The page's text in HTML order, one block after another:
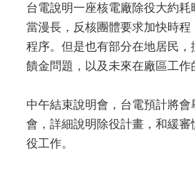
台電說明一座核電廠除役大約耗
當漫長，反核團體要求加快時程
程序。但是也有部分在地居民，
饋金問題，以及未來在廠區工作
中午結束說明會，台電預計將會
會，詳細說明除役計畫，和緩審
役工作。